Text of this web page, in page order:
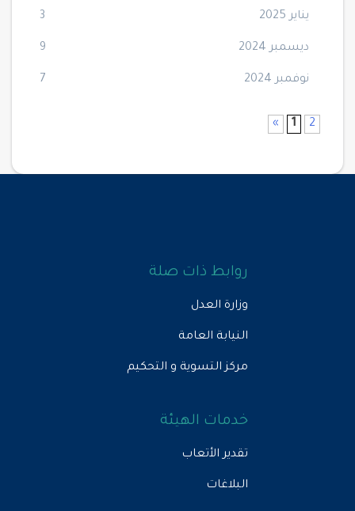
يناير 2025
ديسمبر 2024
نوفمبر 2024
روابط ذات صلة
وزارة العدل
النيابة العامة
مركز التسوية و التحكيم
خدمات الهيئة
تقدير الأتعاب
البلاغات